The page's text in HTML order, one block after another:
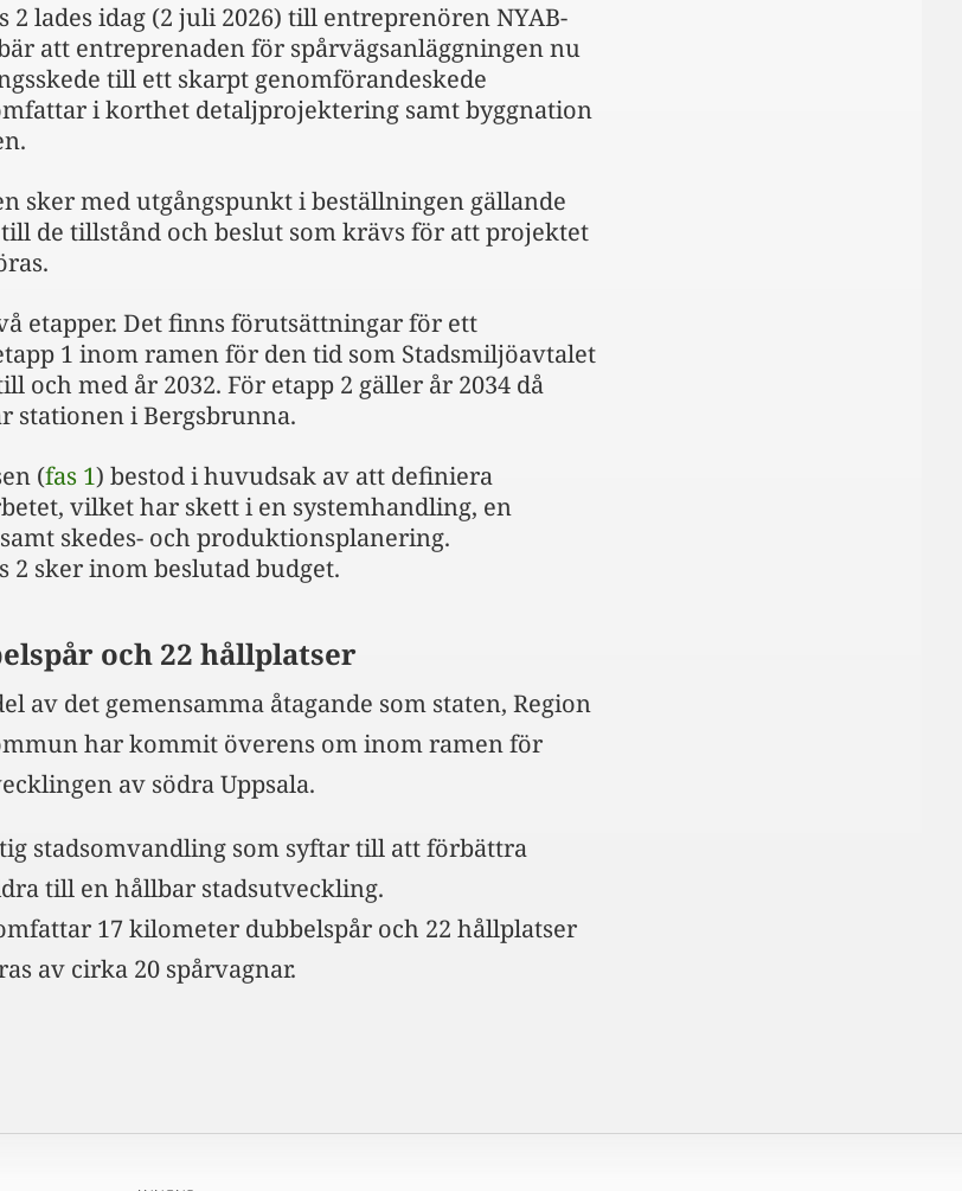
2 lades idag (2 juli 2026) till entreprenören NYAB-
att entreprenaden för spårvägsanläggningen nu
till ett skarpt genomförandeskede
i korthet detaljprojektering samt byggnation
sker med utgångspunkt i beställningen gällande
till de tillstånd och beslut som krävs för att projektet
etapper. Det finns förutsättningar för ett
1 inom ramen för den tid som Stadsmiljöavtalet
och med år 2032. För etapp 2 gäller år 2034 då
stationen i Bergsbrunna.
(fas 1) bestod i huvudsak av att definiera
vilket har skett i en systemhandling, en
skedes- och produktionsplanering.
2 sker inom beslutad budget.
och 22 hållplatser
av det gemensamma åtagande som staten, Region
har kommit överens om inom ramen för
av södra Uppsala.
stadsomvandling som syftar till att förbättra
till en hållbar stadsutveckling.
17 kilometer dubbelspår och 22 hållplatser
av cirka 20 spårvagnar.